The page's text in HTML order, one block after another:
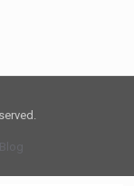
Blog